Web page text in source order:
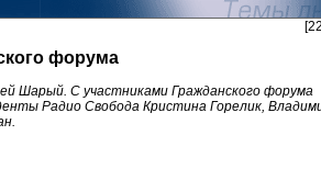
форума
Шарый. С участниками Гражданского форума
Радио Свобода Кристина Горелик,